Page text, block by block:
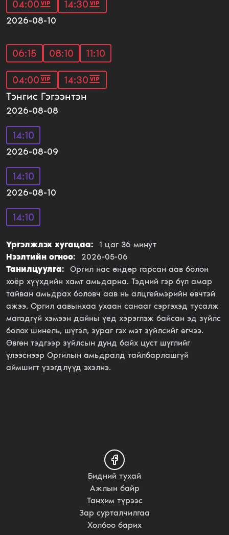
04:00 14:30
2026-08-10
06:15 08:10 11:10
04:00
14:30
Тэнгис Гэгээнтэн
2026-08-08
14:10
2026-08-09
14:10
2026-08-10
14:10
Үргэлжлэх хугацаа: 1 цаг 36 минут
Нээлтийн огноо:
2026-05-06
Танилцуулга:
Оргил нас өндөр гарсан аав болон
хоёр хүүхдийн хамт амьдарна. Тэдний гэр бүл амар
тайван амьдрах боловч аав нь алцгеймэрийн өвчтэй
ажээ. Оргил аавынхаа ухаан санааг сэргэхэд тусалж
магадгүй хэмээн дайны үед хэрэглэж байсан эд зүйлс
болох шинель, шүгэл, зураг гэх мэт зүйлсийг өгчээ.
Өвгөн тэдгээр зүйлсын дунд байх цуст шүглийг
үлээснээр Оргилын амьдралд тайлбарлашгүй
аймшигт үзэгдлүүд эхэлнэ.
Бидний тухай
Ажлын байр
Танхим түрээс
Зар сурталчилгаа
Холбоо барих